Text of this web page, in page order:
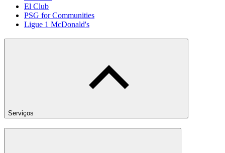
El Club
PSG for Communities
Ligue 1 McDonald's
Serviços